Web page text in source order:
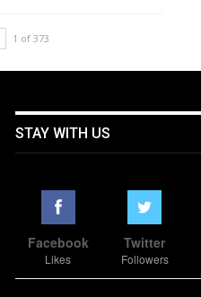
1 of 373
STAY WITH US
Facebook
Likes
Twitter
Followers